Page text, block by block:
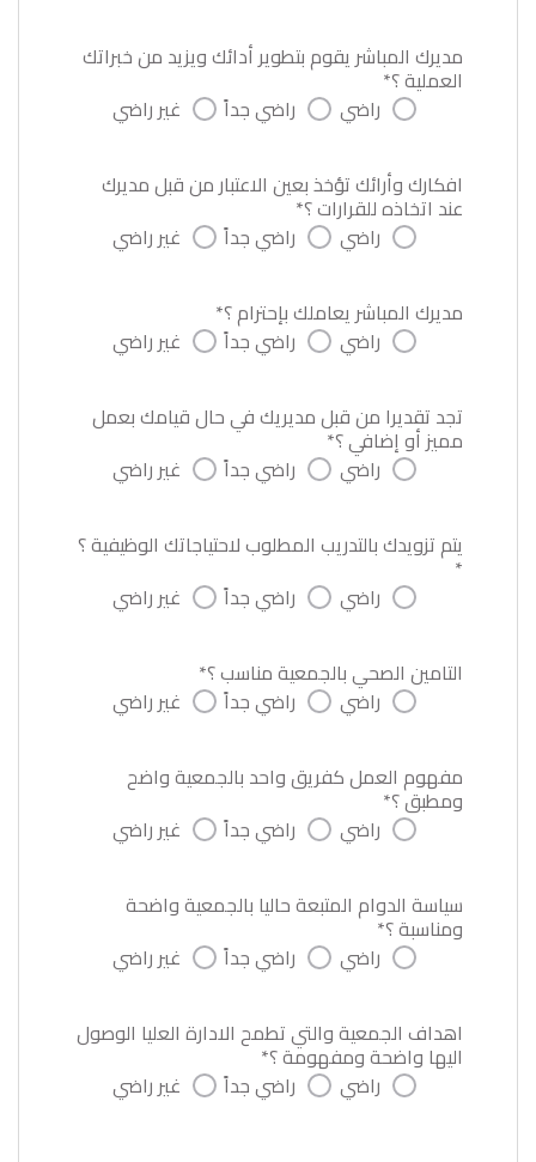
مديرك المباشر يقوم بتطوير أدائك ويزيد من خبراتك
العملية ؟*
راضي راضي جداً غير راضي
افكارك وأرائك تؤخذ بعين الاعتبار من قبل مديرك
عند اتخاذه للقرارات ؟*
راضي راضي جداً غير راضي
مديرك المباشر يعاملك بإحترام ؟*
راضي راضي جداً غير راضي
تجد تقديرا من قبل مديريك في حال قيامك بعمل
مميز أو إضافي ؟*
راضي راضي جداً غير راضي
يتم تزويدك بالتدريب المطلوب لاحتياجاتك الوظيفية ؟
*
راضي راضي جداً غير راضي
التامين الصحي بالجمعية مناسب ؟*
راضي راضي جداً غير راضي
مفهوم العمل كفريق واحد بالجمعية واضح
ومطبق ؟*
راضي راضي جداً غير راضي
سياسة الدوام المتبعة حاليا بالجمعية واضحة
ومناسبة ؟*
راضي راضي جداً غير راضي
اهداف الجمعية والتي تطمح الادارة العليا الوصول
اليها واضحة ومفهومة ؟*
راضي راضي جداً غير راضي